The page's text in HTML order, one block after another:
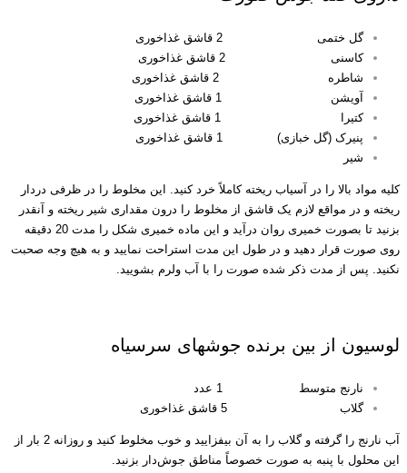
گل ختمی 2 قاشق غذاخوری
کاسنی 2 قاشق غذاخوری
شاطره 2 قاشق غذاخوری
آویشن 1 قاشق غذاخوری
کتیرا 1 قاشق غذاخوری
پنیرک (گل خبازی) 1 قاشق غذاخوری
شیر
کلیه مواد بالا را در آسیاب ریخته کاملاً خرد کنید. این مخلوط را در ظرفی دردار
ریخته و در مواقع لازم یک قاشق از مخلوط را درون مقداری شیر ریخته و آنقدر
بزنید تا بصورت خمیری روان درآید و این ماده خمیری شکل را مدت 20 دقیقه
روی صورت قرار دهید و در طول این مدت استراحت نمایید و به هیچ وجه صحبت
نکنید. پس از مدت ذکر شده صورت را با آب ولرم بشویید.
لوسیون از بین برنده جوشهای سرسیاه
نارنج متوسط 1 عدد
گلاب 5 قاشق غذاخوری
آب نارنج را گرفته و گلاب را به آن بیفزایید و خوب مخلوط کنید و روزانه 2 بار از
این محلول با پنبه به صورت خصوصاً مناطق جوش‌دار بزنید.